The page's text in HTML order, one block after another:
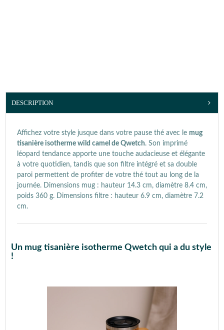
DESCRIPTION
Affichez votre style jusque dans votre pause thé avec le mug
tisanière isotherme wild camel de Qwetch. Son imprimé
léopard tendance apporte une touche audacieuse et élégante
à votre quotidien, tandis que son filtre intégré et sa double
paroi permettent de profiter de votre thé tout au long de la
journée. Dimensions mug : hauteur 14.3 cm, diamètre 8.4 cm,
poids 360 g. Dimensions filtre : hauteur 6.9 cm, diamètre 7.2
cm.
Un mug tisanière isotherme Qwetch qui a du style
!